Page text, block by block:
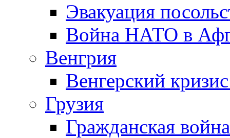
Эвакуация
Война НАТО в
Венгрия
Венгерский
Грузия
Гражданская